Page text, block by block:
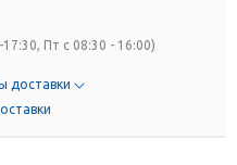
Пт с 08:30 - 16:00)
доставки